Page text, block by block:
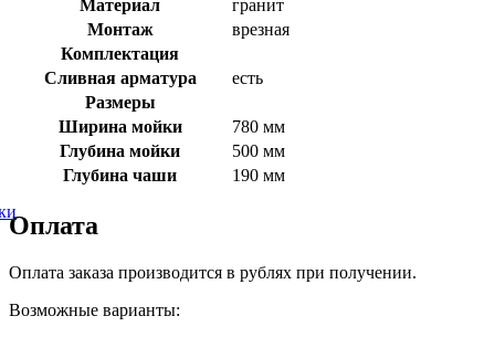
Материал
гранит
Монтаж
врезная
Комплектация
Сливная арматура
есть
Размеры
Ширина мойки
780 мм
Глубина мойки
500 мм
Глубина чаши
190 мм
Оплата
Оплата заказа производится в рублях при получении.
Возможные варианты: